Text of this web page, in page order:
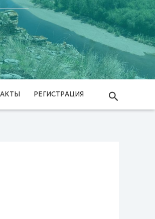
РЕГИСТРАЦИЯ Поиск